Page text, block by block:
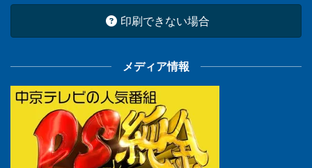
印刷できない場合
メディア情報